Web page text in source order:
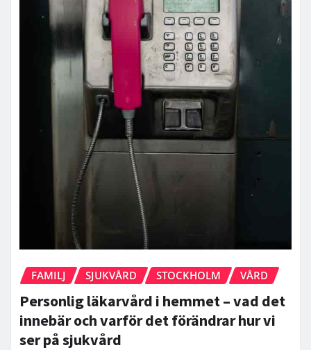
FAMILJ SJUKVÅRD STOCKHOLM VÅRD
Personlig läkarvård i hemmet – vad det
innebär och varför det förändrar hur vi
ser på sjukvård